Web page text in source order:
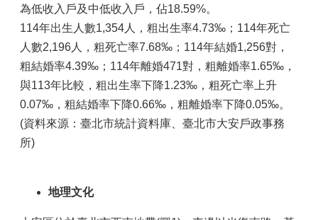
為低收入戶及中低收入戶，佔18.59%。
114年出生人數1,354人，粗出生率4.73‰；114年死亡
人數2,196人，粗死亡率7.68‰；114年結婚1,256對，
粗結婚率4.39‰；114年離婚471對，粗離婚率1.65‰，
與113年比較，粗出生率下降1.23‰，粗死亡率上升
0.07‰，粗結婚率下降0.66‰，粗離婚率下降0.05‰。
(資料來源：臺北市統計資料庫、臺北市大安戶政事務
所)
地理文化